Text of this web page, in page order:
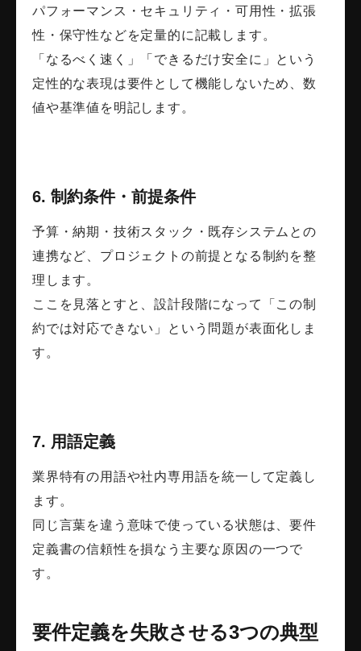
パフォーマンス・セキュリティ・可用性・拡張
性・保守性などを定量的に記載します。
「なるべく速く」「できるだけ安全に」という
定性的な表現は要件として機能しないため、数
値や基準値を明記します。
6. 制約条件・前提条件
予算・納期・技術スタック・既存システムとの
連携など、プロジェクトの前提となる制約を整
理します。
ここを見落とすと、設計段階になって「この制
約では対応できない」という問題が表面化しま
す。
7. 用語定義
業界特有の用語や社内専用語を統一して定義し
ます。
同じ言葉を違う意味で使っている状態は、要件
定義書の信頼性を損なう主要な原因の一つで
す。
要件定義を失敗させる3つの典型